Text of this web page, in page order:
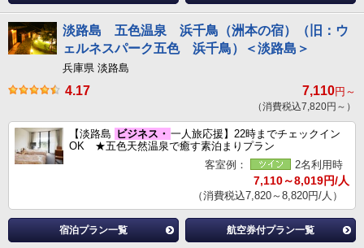
淡路島 五色温泉 浜千鳥（洲本の宿）（旧：ウ
ェルネスパーク五色 浜千鳥）＜淡路島＞
兵庫県 淡路島
4.17 7,110円～
（消費税込7,820円～）
【淡路島 ビジネス・ 一人旅応援】22時までチェックイン
OK ★五色天然温泉で癒す素泊まりプラン
客室例：
2名利用時
7,110～8,019円/人
（消費税込7,820～8,820円/人）
宿泊プラン一覧 航空券付プラン一覧